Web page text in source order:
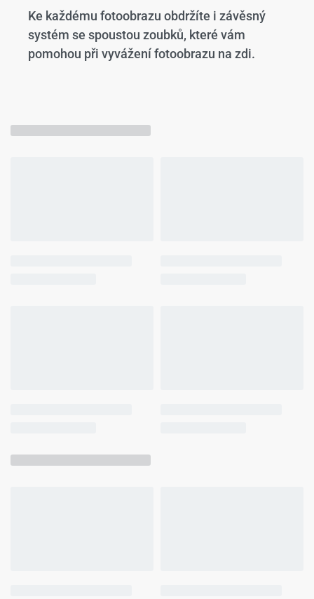
Ke každému fotoobrazu obdržíte i závěsný
systém se spoustou zoubků, které vám
pomohou při vyvážení fotoobrazu na zdi.